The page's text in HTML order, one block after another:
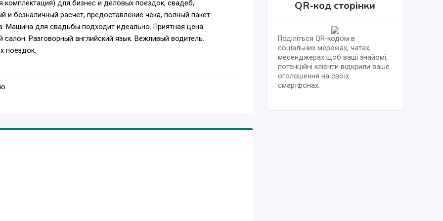
для бизнес и деловых поездок, свадеб,
и безналичный расчет, предоставление чека, полный пакет
Машина для свадьбы подходит идеально. Приятная цена.
Разговорный английский язык. Вежливый водитель.
поездок.
QR-код сторінки
Поділіться QR-кодом в
соціальних мережах, чатах,
месенджерах щоб ваші знайомі,
потенційні клієнти відкрили ваше
оголошення на своїх
смартфонах.